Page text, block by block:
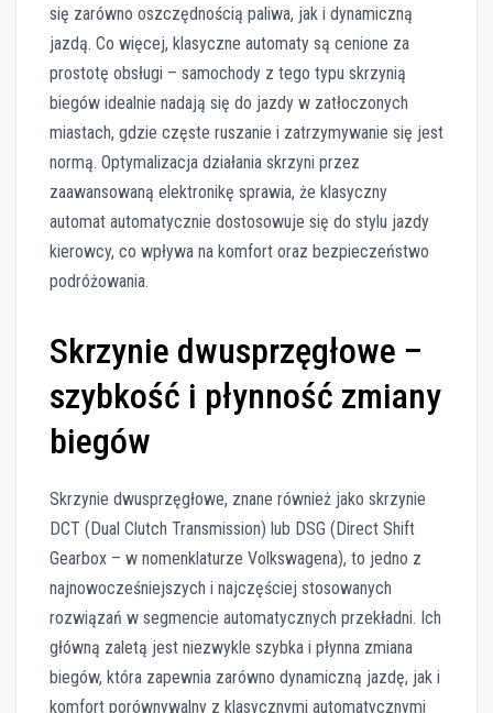
się zarówno oszczędnością paliwa, jak i dynamiczną
jazdą. Co więcej, klasyczne automaty są cenione za
prostotę obsługi – samochody z tego typu skrzynią
biegów idealnie nadają się do jazdy w zatłoczonych
miastach, gdzie częste ruszanie i zatrzymywanie się jest
normą. Optymalizacja działania skrzyni przez
zaawansowaną elektronikę sprawia, że klasyczny
automat automatycznie dostosowuje się do stylu jazdy
kierowcy, co wpływa na komfort oraz bezpieczeństwo
podróżowania.
Skrzynie dwusprzęgłowe –
szybkość i płynność zmiany
biegów
Skrzynie dwusprzęgłowe, znane również jako skrzynie
DCT (Dual Clutch Transmission) lub DSG (Direct Shift
Gearbox – w nomenklaturze Volkswagena), to jedno z
najnowocześniejszych i najczęściej stosowanych
rozwiązań w segmencie automatycznych przekładni. Ich
główną zaletą jest niezwykle szybka i płynna zmiana
biegów, która zapewnia zarówno dynamiczną jazdę, jak i
komfort porównywalny z klasycznymi automatycznymi